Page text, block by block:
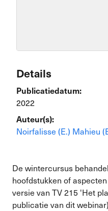
Details
Publicatiedatum:
2022
Auteur(s):
Noirfalisse (E.) Mahieu
De wintercursus
hoofdstukken of
versie van TV 215 'Het
publicatie van dit